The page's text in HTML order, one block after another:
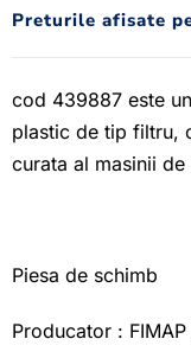
Preturile afisate
cod 439887 este
plastic de tip filtru,
curata al masinii
Piesa de schimb
Producator : FIMAP